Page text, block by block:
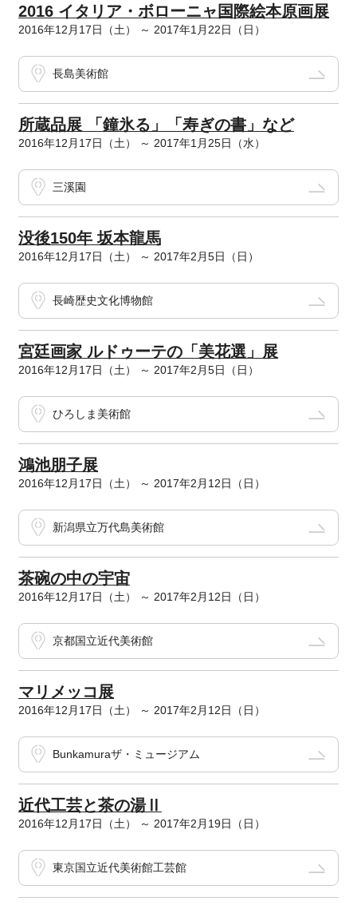
2016 イタリア・ボローニャ国際絵本原画展
2016年12月17日（土） ～ 2017年1月22日（日）
長島美術館
所蔵品展 「鐘氷る」「寿ぎの書」など
2016年12月17日（土） ～ 2017年1月25日（水）
三溪園
没後150年 坂本龍馬
2016年12月17日（土） ～ 2017年2月5日（日）
長崎歴史文化博物館
宮廷画家 ルドゥーテの「美花選」展
2016年12月17日（土） ～ 2017年2月5日（日）
ひろしま美術館
鴻池朋子展
2016年12月17日（土） ～ 2017年2月12日（日）
新潟県立万代島美術館
茶碗の中の宇宙
2016年12月17日（土） ～ 2017年2月12日（日）
京都国立近代美術館
マリメッコ展
2016年12月17日（土） ～ 2017年2月12日（日）
Bunkamuraザ・ミュージアム
近代工芸と茶の湯Ⅱ
2016年12月17日（土） ～ 2017年2月19日（日）
東京国立近代美術館工芸館